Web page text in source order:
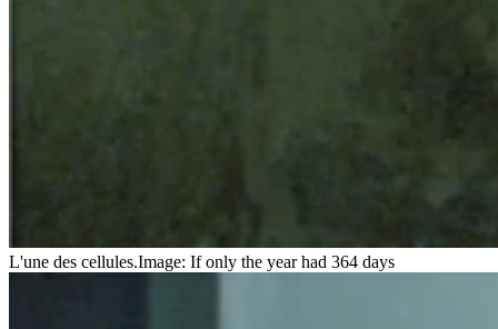
L'une des cellules.Image: If only the year had 364 days